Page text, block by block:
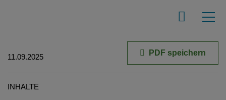
11.09.2025 PDF speichern
INHALTE